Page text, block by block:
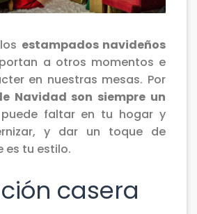
estampados navideños
a otros momentos e
en nuestras mesas. Por
Navidad son siempre un
faltar en tu hogar y
y dar un toque de
es tu estilo.
casera